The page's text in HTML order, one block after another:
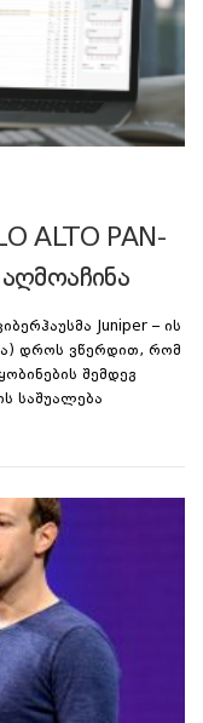
ALTO PAN-
Juniper – ის
დროს ვწერდით, რომ
შემდეგ
საშუალება